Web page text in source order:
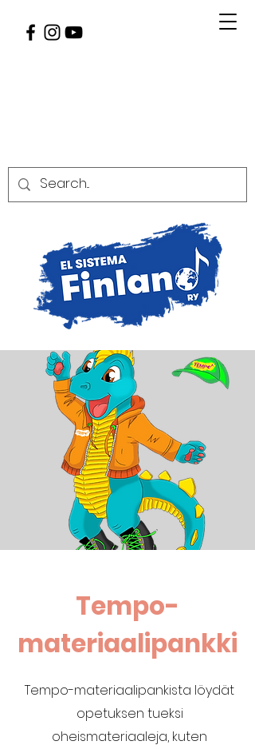
Tempo-
materiaalipankki
Tempo-materiaalipankista löydät
opetuksen tueksi
oheismateriaaleja, kuten